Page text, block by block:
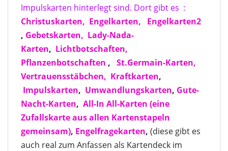
Impulskarten hinterlegt sind. Dort gibt es :
Christuskarten, Engelkarten,
Engelkarten2
, Gebetskarten, Lady-Nada-
Karten, Lichtbotschaften,
Pflanzenbotschaften , St.Germain-Karten,
Vertrauensstäbchen, Kraftkarten,
Impulskarten, Umwandlungskarten, Gute-
Nacht-Karten, All-In All-Karten (eine
Zufallskarte aus allen Kartenstapeln
gemeinsam), Engelfragekarten, (diese gibt es
auch real zum Anfassen als Kartendeck im